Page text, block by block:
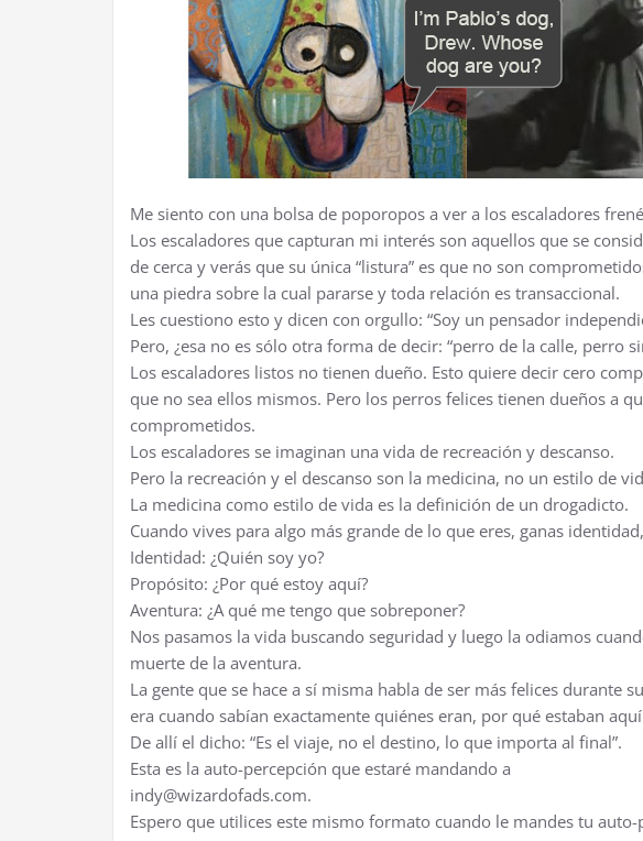
Me siento con una bolsa de poporopos a ver a los escaladores
Los escaladores que capturan mi interés son aquellos que se
de cerca y verás que su única “listura” es que no son
una piedra sobre la cual pararse y toda relación es transaccional.
Les cuestiono esto y dicen con orgullo: “Soy un pensador
Pero, ¿esa no es sólo otra forma de decir: “perro de la calle, perro
Los escaladores listos no tienen dueño. Esto quiere decir cero
que no sea ellos mismos. Pero los perros felices tienen dueños a
comprometidos.
Los escaladores se imaginan una vida de recreación y descanso.
Pero la recreación y el descanso son la medicina, no un estilo de
La medicina como estilo de vida es la definición de un drogadicto.
Cuando vives para algo más grande de lo que eres, ganas
Identidad: ¿Quién soy yo?
Propósito: ¿Por qué estoy aquí?
Aventura: ¿A qué me tengo que sobreponer?
Nos pasamos la vida buscando seguridad y luego la odiamos
muerte de la aventura.
La gente que se hace a sí misma habla de ser más felices durante
era cuando sabían exactamente quiénes eran, por qué estaban
De allí el dicho: “Es el viaje, no el destino, lo que importa al final”.
Esta es la auto-percepción que estaré mandando a
indy@wizardofads.com.
Espero que utilices este mismo formato cuando le mandes tu auto-